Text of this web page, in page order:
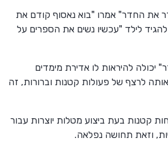
את החדר" אמרו "בוא נאסוף קודם את
לילד "עכשיו נשים את הספרים על
להיראות לו אדירת מימדים
לרצף של פעולות קטנות וברורות, זה
קטנות בעת ביצוע מטלות יוצרות עבור
וזאת תחושה נפלאה.